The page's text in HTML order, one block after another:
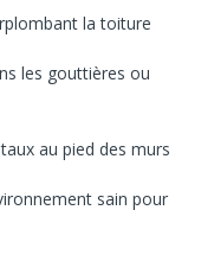
la toiture
les gouttières ou
au pied des murs
sain pour